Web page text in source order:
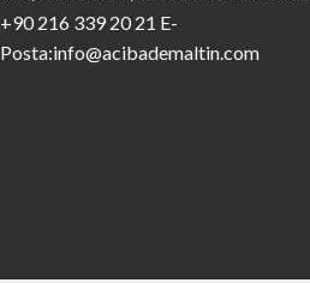
+90 216 339 20 21 E-
Posta:info@acibademaltin.com